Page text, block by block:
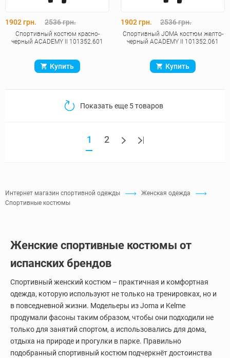
Интернет магазин спортивной одежды
Женская одежда
Спортивные костюмы
1902 грн. 2536 грн.
Спортивный костюм красно-
черный ACADEMY II 101352.601
Купить
1902 грн. 2536 грн.
Спортивный JOMA костюм желто-
черный ACADEMY II 101352.061
Купить
Показать еще 5 товаров
1 2
Женские спортивные костюмы от
испанских брендов
Спортивный женский костюм – практичная и комфортная
одежда, которую используют не только на тренировках, но и
в повседневной жизни. Модельеры из Joma и Kelme
продумали фасоны таким образом, чтобы они подходили не
только для занятий спортом, а использовались для дома,
отдыха на природе и прогулки в парке. Правильно
подобранный спортивный костюм подчеркнёт достоинства